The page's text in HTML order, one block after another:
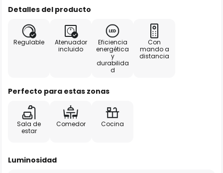
Detalles del producto
Regulable
Atenuador
incluido
Eficiencia
energética
y
durabilida
d
Con
mando a
distancia
Perfecto para estas zonas
Sala de
estar
Comedor Cocina
Luminosidad